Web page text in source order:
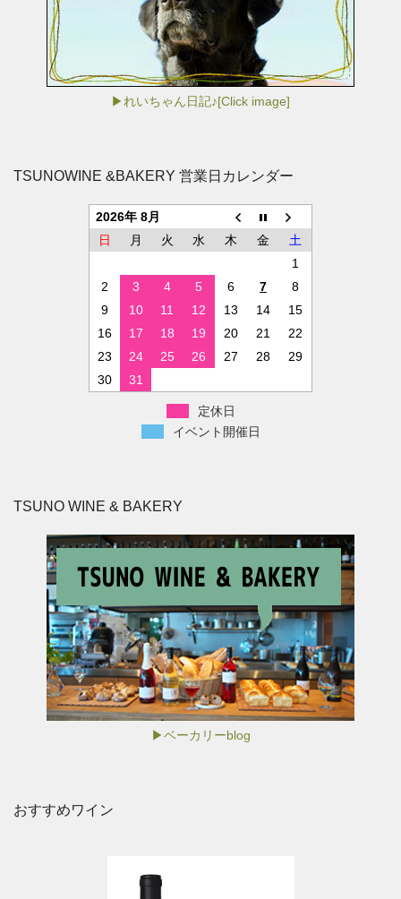
▶れいちゃん日記♪[Click image]
TSUNOWINE &BAKERY 営業日カレンダー
2026年 8月
日
月 火 水 木 金
土
1
2
3 4 5 6 7
8
9
10 11 12 13 14
15
16
17 18 19 20 21
22
23
24 25 26 27 28
29
30
31
定休日
イベント開催日
TSUNO WINE & BAKERY
▶ベーカリーblog
おすすめワイン